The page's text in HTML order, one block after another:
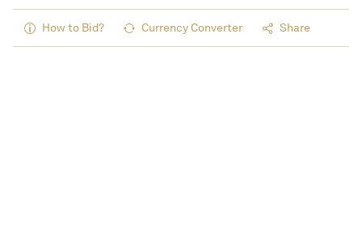
How to Bid? Currency Converter Share